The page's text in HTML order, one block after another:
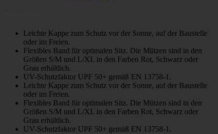
Leichte Kappe zum Schutz vor der Sonne, auf der Baustelle
oder im Freien.
Flexibles Band für optimalen Sitz. Die Mützen sind in den
Größen S/M und L/XL in den Farben Rot, Schwarz oder
Grau erhältlich.
UV-Schutzfaktor UPF 50+ gemäß EN 13758-1.
Leichte Kappe zum Schutz vor der Sonne, auf der Baustelle
oder im Freien.
Flexibles Band für optimalen Sitz. Die Mützen sind in den
Größen S/M und L/XL in den Farben Rot, Schwarz oder
Grau erhältlich.
UV-Schutzfaktor UPF 50+ gemäß EN 13758-1.